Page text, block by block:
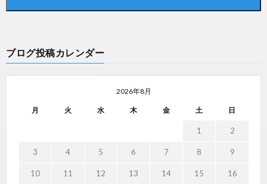
ブログ投稿カレンダー
2026年8月
月 火 水 木 金 土 日
1 2
3 4 5 6 7 8 9
10 11 12 13 14 15 16